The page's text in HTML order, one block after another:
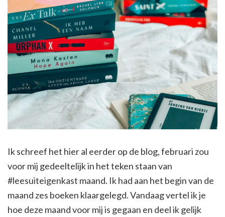
Ik schreef het hier al eerder op de blog, februari zou
voor mij gedeeltelijk in het teken staan van
#leesuiteigenkast maand. Ik had aan het begin van de
maand zes boeken klaargelegd. Vandaag vertel ik je
hoe deze maand voor mij is gegaan en deel ik gelijk